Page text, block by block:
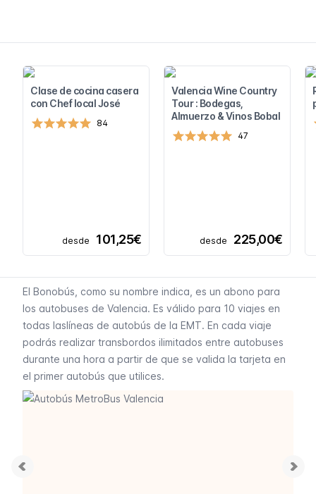
Clase de cocina casera
con Chef local José
84
desde 101,25€
Valencia Wine Country
Tour : Bodegas,
Almuerzo & Vinos Bobal
47
desde 225,00€
El Bonobús, como su nombre indica, es un abono para
los autobuses de Valencia. Es válido para 10 viajes en
todas laslíneas de autobús de la EMT. En cada viaje
podrás realizar transbordos ilimitados entre autobuses
durante una hora a partir de que se valida la tarjeta en
el primer autobús que utilices.